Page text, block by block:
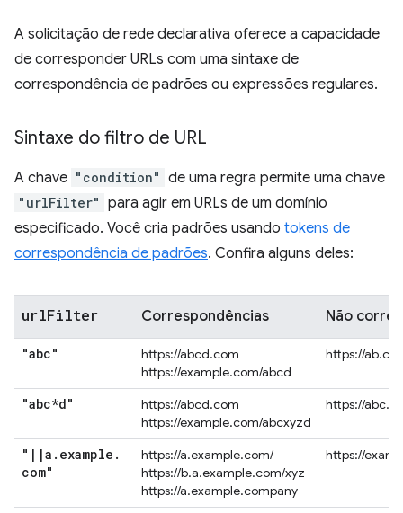
A solicitação de rede declarativa oferece a capacidade
de corresponder URLs com uma sintaxe de
correspondência de padrões ou expressões regulares.
Sintaxe do filtro de URL
A chave "condition" de uma regra permite uma chave
"urlFilter" para agir em URLs de um domínio
especificado. Você cria padrões usando tokens de
correspondência de padrões. Confira alguns deles:
urlFilter Correspondências Não
"abc"
https://abcd.com
https://example.com/abcd
https://
"abc*d"
https://abcd.com
https://example.com/abcxyzd
https://
" | |a . example .
com"
https://a.example.com/
https://b.a.example.com/xyz
https://a.example.company
https://